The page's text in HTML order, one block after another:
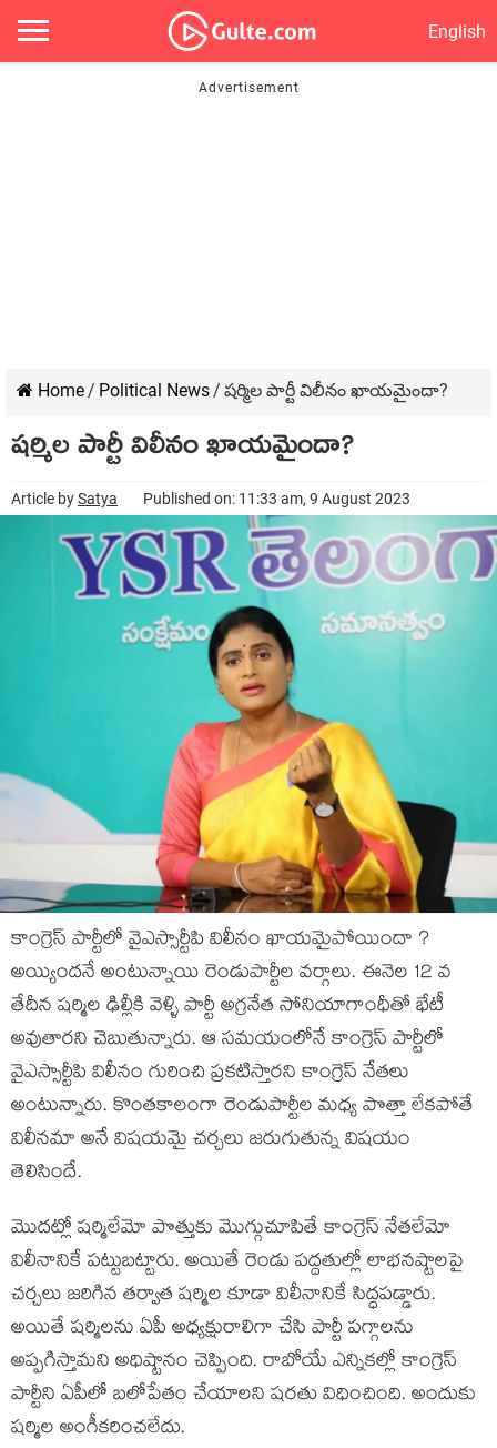
English
Home/ Political News/ షర్మిల పార్టీ విలీనం ఖాయమైందా?
షర్మిల పార్టీ విలీనం ఖాయమైందా?
Article bySatya Published on: 11:33 am, 9 August 2023
కాంగ్రెస్ పార్టీలో వైఎస్సార్టీపి విలీనం ఖాయమైపోయిందా ?
అయ్యిందనే అంటున్నాయి రెండుపార్టీల వర్గాలు. ఈనెల 12 వ
తేదీన షర్మిల ఢిల్లీకి వెళ్ళి పార్టీ అగ్రనేత సోనియాగాంధీతో భేటీ
అవుతారని చెబుతున్నారు. ఆ సమయంలోనే కాంగ్రెస్ పార్టీలో
వైఎస్సార్టీపి విలీనం గురించి ప్రకటిస్తారని కాంగ్రెస్ నేతలు
అంటున్నారు. కొంతకాలంగా రెండుపార్టీల మధ్య పొత్తా లేకపోతే
విలీనమా అనే విషయమై చర్చలు జరుగుతున్న విషయం
తెలిసిందే.
మొదట్లో షర్మిలేమో పొత్తుకు మొగ్గుచూపితే కాంగ్రెస్ నేతలేమో
విలీనానికే పట్టుబట్టారు. అయితే రెండు పద్దతుల్లో లాభనష్టాలపై
చర్చలు జరిగిన తర్వాత షర్మిల కూడా విలీనానికే సిద్ధపడ్డారు.
అయితే షర్మిలను ఏపీ అధ్యక్షురాలిగా చేసి పార్టీ పగ్గాలను
అప్పగిస్తామని అధిష్టానం చెప్పింది. రాబోయే ఎన్నికల్లో కాంగ్రెస్
పార్టీని ఏపీలో బలోపేతం చేయాలని షరతు విధించింది. అందుకు
షర్మిల అంగీకరించలేదు.